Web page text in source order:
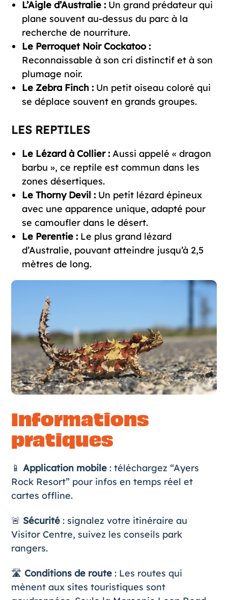
L’Aigle d’Australie :Un grand prédateur qui
plane souvent au-dessus du parc à la
recherche de nourriture.
Le Perroquet Noir Cockatoo :
Reconnaissable à son cri distinctif et à son
plumage noir.
Le Zebra Finch :Un petit oiseau coloré qui
se déplace souvent en grands groupes.
LES REPTILES
Le Lézard à Collier :Aussi appelé « dragon
barbu », ce reptile est commun dans les
zones désertiques.
Le Thorny Devil :Un petit lézard épineux
avec une apparence unique, adapté pour
se camoufler dans le désert.
Le Perentie :Le plus grand lézard
d’Australie, pouvant atteindre jusqu’à 2,5
mètres de long.
Informations
pratiques
📱 Application mobile: téléchargez “Ayers
Rock Resort” pour infos en temps réel et
cartes offline.
🚨 Sécurité: signalez votre itinéraire au
Visitor Centre, suivez les conseils park
rangers.
🛣 Conditions de route : Les routes qui
mènent aux sites touristiques sont